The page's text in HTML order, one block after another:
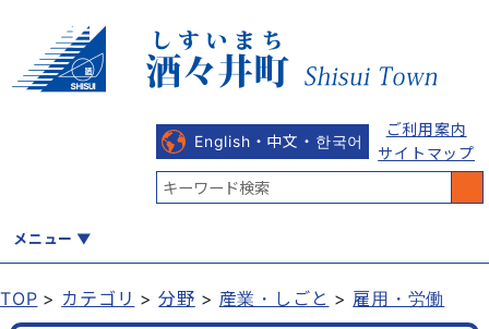
English・中文・한국어
ご利用案内
サイトマップ
メニュー
TOP カテゴリ 分野 産業・しごと 雇用・労働